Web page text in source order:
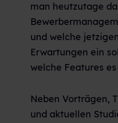
man heutzutage
und welche
Erwartungen ein
welche Features
Neben Vorträgen,
und aktuellen